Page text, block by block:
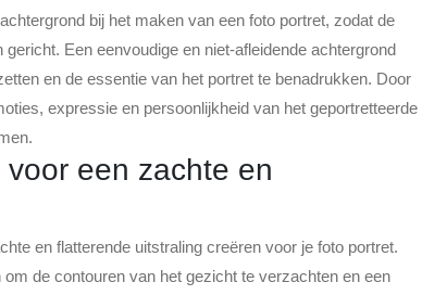
bij het maken van een foto portret, zodat de
Een eenvoudige en niet-afleidende achtergrond
en de essentie van het portret te benadrukken. Door
expressie en persoonlijkheid van het geportretteerde
een zachte en
en flatterende uitstraling creëren voor je foto portret.
de contouren van het gezicht te verzachten en een